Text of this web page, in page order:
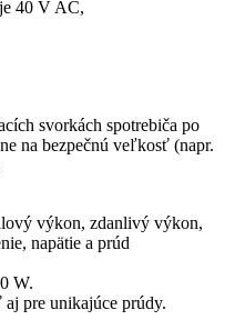
40 V AC,
svorkách spotrebiča po
na bezpečnú veľkosť (napr.
výkon, zdanlivý výkon,
napätie a prúd
W.
pre unikajúce prúdy.